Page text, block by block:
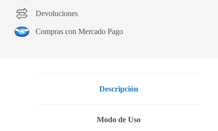
Devoluciones
Compras con Mercado Pago
Descripción
Modo de Uso